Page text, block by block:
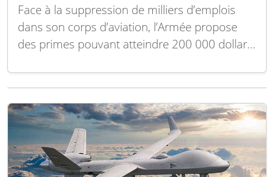
Face à la suppression de milliers d’emplois
dans son corps d’aviation, l’Armée propose
des primes pouvant atteindre 200 000 dollars
prolonger leur engagement actif jusqu’à six
faite l’année dernière de la suppression de 6
500 postes dans l’aviation…Lire la suite